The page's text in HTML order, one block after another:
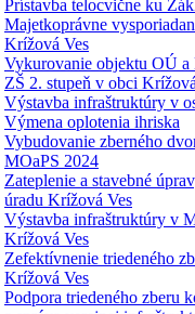
Prístavba telocvične ku
Majetkoprávne
Krížová Ves
Vykurovanie objektu OÚ a
ZŠ 2. stupeň v obci
Výstavba infraštruktúry v
Výmena oplotenia ihriska
Vybudovanie zberného
MOaPS 2024
Zateplenie a stavebné
úradu Krížová Ves
Výstavba infraštruktúry v
Krížová Ves
Zefektívnenie triedeného
Krížová Ves
Podpora triedeného zberu